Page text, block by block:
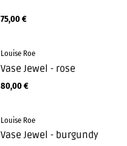
75,00€
Louise Roe
Vase Jewel - rose
80,00€
Louise Roe
Vase Jewel - burgundy